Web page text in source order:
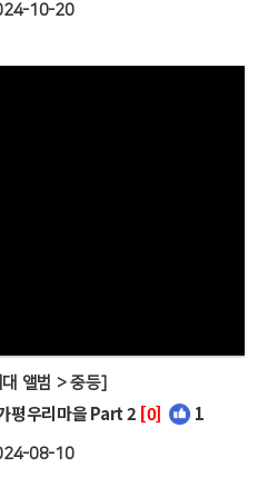
10-20
앨범 > 중등]
평우리마을 Part 2 [0] 1
08-10